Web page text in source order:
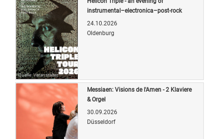
Quelle: Veranstalter
instrumental–electronica–post-rock
24.10.2026
Oldenburg
Messiaen: Visions de l'Amen - 2 Klaviere
& Orgel
30.09.2026
Düsseldorf